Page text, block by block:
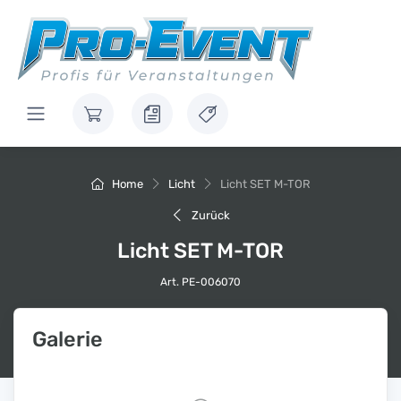
Home Licht Licht SET M-TOR
Zurück
Licht SET M-TOR
Art. PE-006070
Galerie